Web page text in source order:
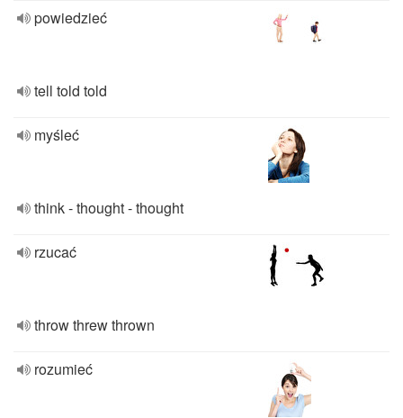
powiedzieć
tell told told
myśleć
think - thought - thought
rzucać
throw threw thrown
rozumieć